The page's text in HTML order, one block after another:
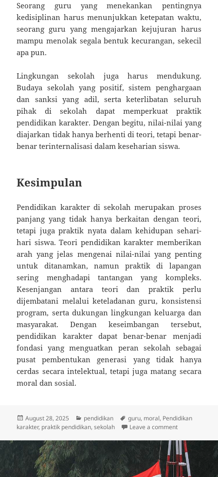
Seorang guru yang menekankan pentingnya
kedisiplinan harus menunjukkan ketepatan waktu,
seorang guru yang mengajarkan kejujuran harus
mampu menolak segala bentuk kecurangan, sekecil
apa pun.
Lingkungan sekolah juga harus mendukung.
Budaya sekolah yang positif, sistem penghargaan
dan sanksi yang adil, serta keterlibatan seluruh
pihak di sekolah dapat memperkuat praktik
pendidikan karakter. Dengan begitu, nilai-nilai yang
diajarkan tidak hanya berhenti di teori, tetapi benar-
benar terinternalisasi dalam keseharian siswa.
Kesimpulan
Pendidikan karakter di sekolah merupakan proses
panjang yang tidak hanya berkaitan dengan teori,
tetapi juga praktik nyata dalam kehidupan sehari-
hari siswa. Teori pendidikan karakter memberikan
arah yang jelas mengenai nilai-nilai yang penting
untuk ditanamkan, namun praktik di lapangan
sering menghadapi tantangan yang kompleks.
Kesenjangan antara teori dan praktik perlu
dijembatani melalui keteladanan guru, konsistensi
program, serta dukungan lingkungan keluarga dan
masyarakat. Dengan keseimbangan tersebut,
pendidikan karakter dapat benar-benar menjadi
fondasi yang menguatkan peran sekolah sebagai
pusat pembentukan generasi yang tidak hanya
cerdas secara intelektual, tetapi juga matang secara
moral dan sosial.
Posted
on
August 28, 2025 Categories
pendidikan Tags
guru, moral, Pendidikan
karakter, praktik pendidikan,sekolah Leave a commenton Pendidikan